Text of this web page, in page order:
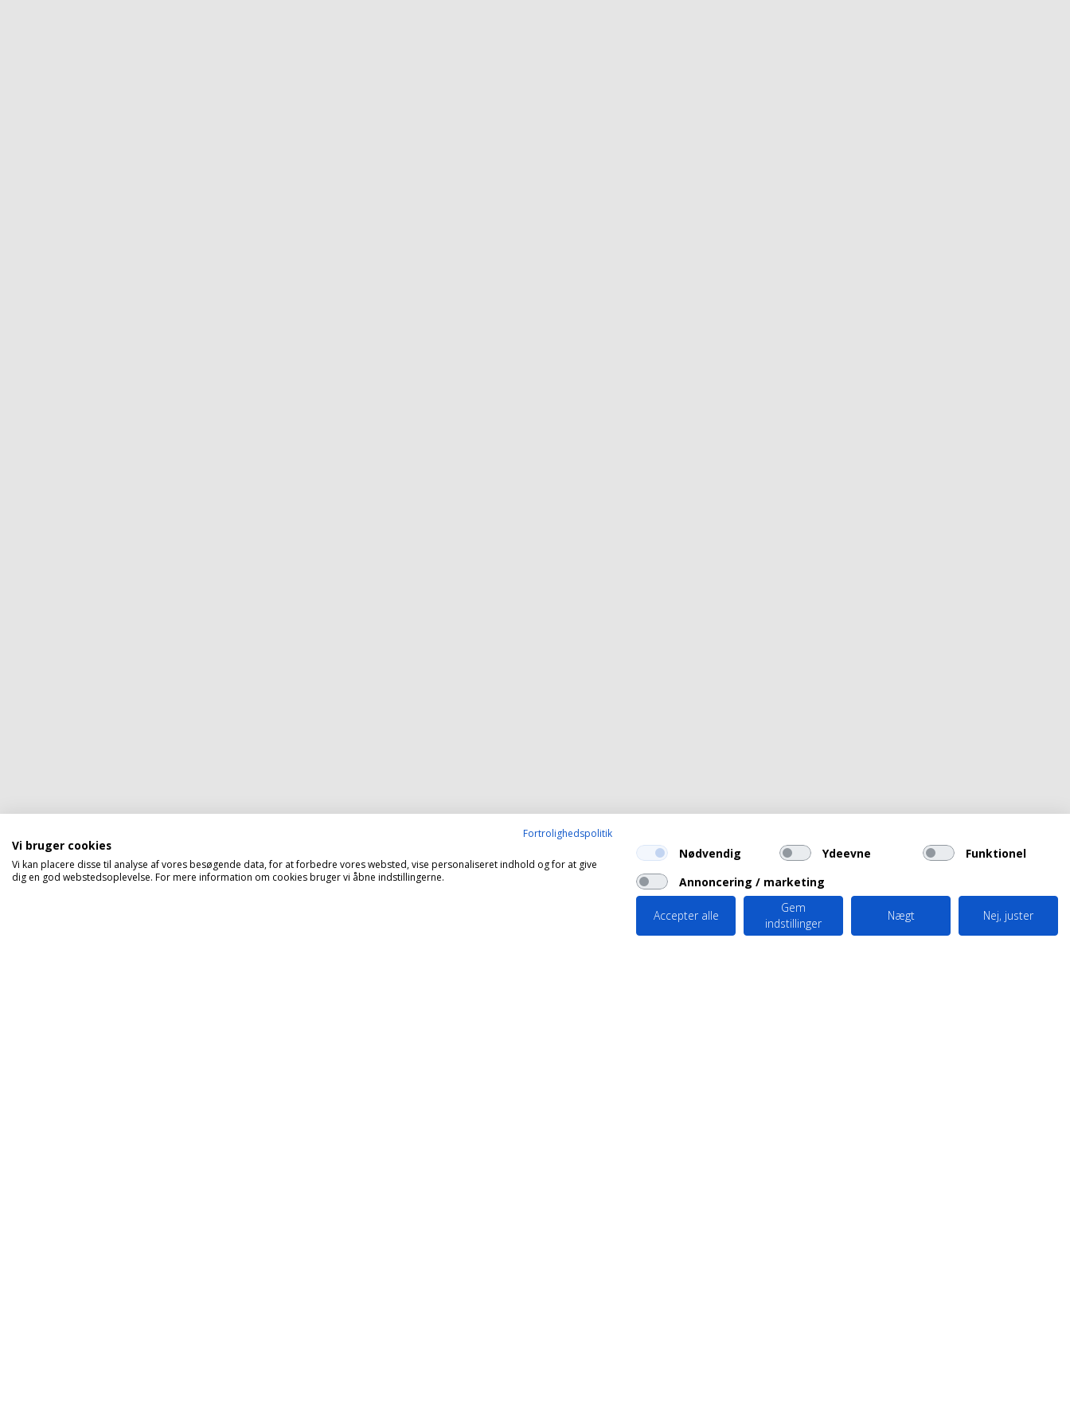
Fortrolighedspolitik
Vi bruger cookies
Vi kan placere disse til analyse af vores besøgende data, for at forbedre vores websted, vise personaliseret indhold og for at give
dig en god webstedsoplevelse. For mere information om cookies bruger vi åbne indstillingerne.
Nødvendig Ydeevne
Funktionel
Annoncering / marketing
Accepter alle
Gem
indstillinger
Nægt Nej, juster